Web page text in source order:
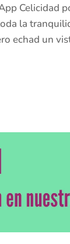
Celicidad
la
echad un